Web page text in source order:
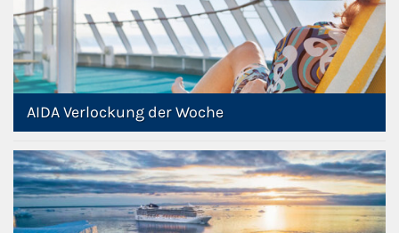
AIDA Verlockung der Woche